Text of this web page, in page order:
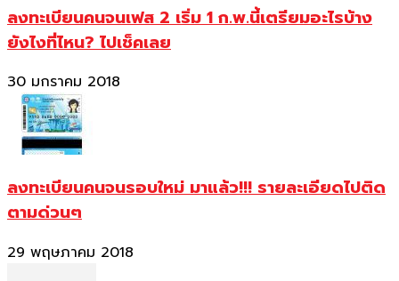
ลงทะเบียนคนจนเฟส 2 เริ่ม 1 ก.พ.นี้เตรียมอะไรบ้าง
ยังไงที่ไหน? ไปเช็คเลย
30 มกราคม 2018
ลงทะเบียนคนจนรอบใหม่ มาแล้ว!!! รายละเอียดไปติด
ตามด่วนๆ
29 พฤษภาคม 2018